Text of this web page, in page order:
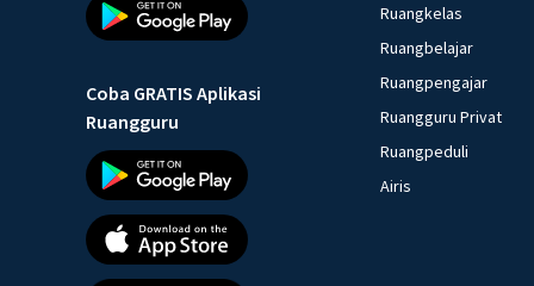
Coba GRATIS Aplikasi
Ruangguru
Ruangkelas
Ruangbelajar
Ruangpengajar
Ruangguru Privat
Ruangpeduli
Airis